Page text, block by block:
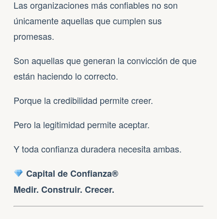
Las organizaciones más confiables no son
únicamente aquellas que cumplen sus
promesas.
Son aquellas que generan la convicción de que
están haciendo lo correcto.
Porque la credibilidad permite creer.
Pero la legitimidad permite aceptar.
Y toda confianza duradera necesita ambas.
Capital de Confianza®
Medir. Construir. Crecer.